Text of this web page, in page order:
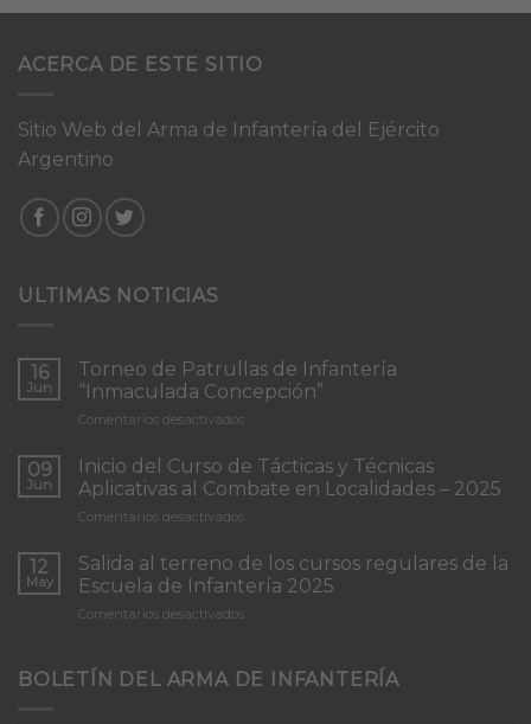
ACERCA DE ESTE SITIO
Sitio Web del Arma de Infantería del Ejército
Argentino
ULTIMAS NOTICIAS
16
Jun
Torneo de Patrullas de Infantería
“Inmaculada Concepción”
Comentarios desactivadosen
de
Patrullas
de
Infantería
Concepción”
09
Jun
Inicio del Curso de Tácticas y Técnicas
Aplicativas al Combate en Localidades – 2025
Comentarios desactivadosen
del
Curso
de
Tácticas
Aplicativas
12
May
Salida al terreno de los cursos regulares de la
Escuela de Infantería 2025
Comentarios desactivadosen
terreno
BOLETÍN DEL ARMA DE INFANTERÍA